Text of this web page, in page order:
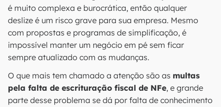
é muito complexa e burocrática, então qualquer
deslize é um risco grave para sua empresa. Mesmo
com propostas e programas de simplificação, é
impossível manter um negócio em pé sem ficar
sempre atualizado com as mudanças.
O que mais tem chamado a atenção são as multas
pela falta de escrituração fiscal de NFe, e grande
parte desse problema se dá por falta de conhecimento